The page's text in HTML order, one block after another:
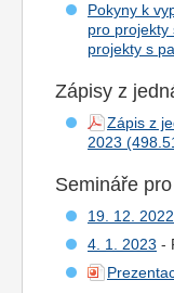
Pokyny k
pro
projekty s
Zápisy z
Zápis z
2023
Semináře
19. 12. 2022
4. 1. 2023 -